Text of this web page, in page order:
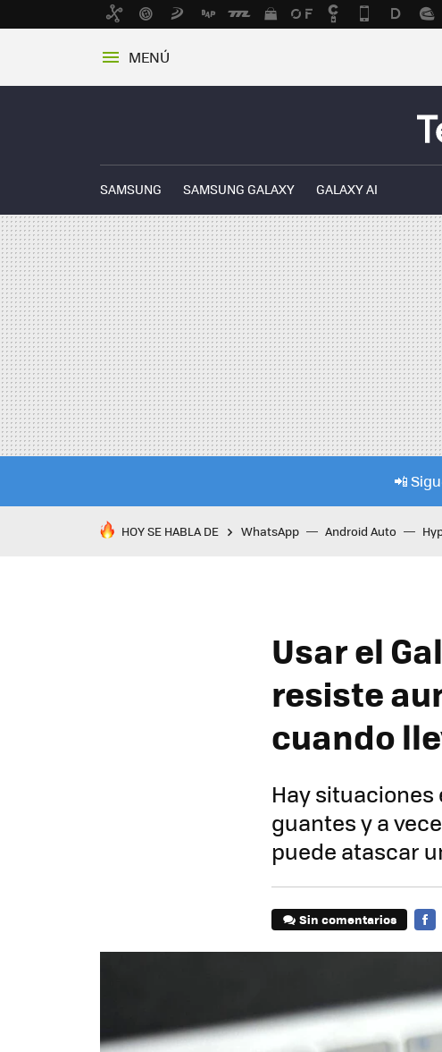
MENÚ
SAMSUNG SAMSUNG GALAXY GALAXY AI
📲
HOY SE HABLA DE WhatsApp Android Auto
Usar el
resiste
cuando
Hay situaciones
guantes y a
puede atascar
Sin comentarios